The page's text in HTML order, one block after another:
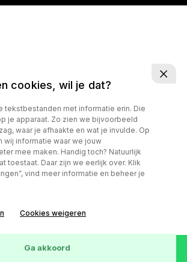
cookies, wil je dat?
tekstbestanden met informatie erin. Die
je apparaat. Zo zien we bijvoorbeeld
waar je afhaakte en wat je invulde. Op
wij informatie waar we jouw
mee maken. Handig toch? Natuurlijk
toestaat. Daar zijn we eerlijk over. Klik
vind meer informatie en beheer je
Cookies weigeren
Ga akkoord